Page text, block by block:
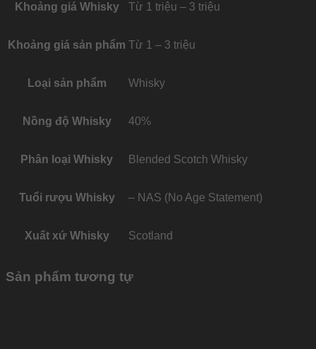
Khoảng giá Whisky Từ 1 triệu – 3 triệu
Khoảng giá sản phẩm Từ 1 – 3 triệu
Loại sản phẩm Whisky
Nồng độ Whisky 40%
Phân loại Whisky Blended Scotch Whisky
Tuổi rượu Whisky – NAS (No Age Statement)
Xuất xứ Whisky Scotland
Sản phẩm tương tự